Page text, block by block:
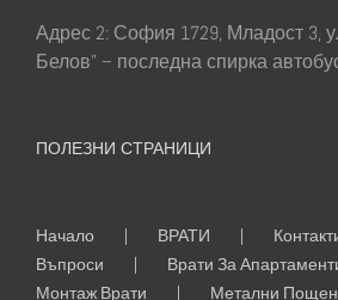
Адрес 2: София 1729, Младост 3,
Белов” – последна спирка
ПОЛЕЗНИ СТРАНИЦИ
Начало ВРАТИ
Въпроси
Врати За
Монтаж Врати
Метални